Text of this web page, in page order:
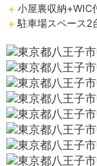
小屋裏収納+WIC
駐車場スペース2